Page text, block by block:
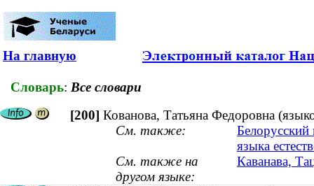
На главную
Словарь: Все словари
[200] Кованова, Татьяна Федоровна
См. также:
Белорусский
языка
См. также на
другом языке:
Каванава,